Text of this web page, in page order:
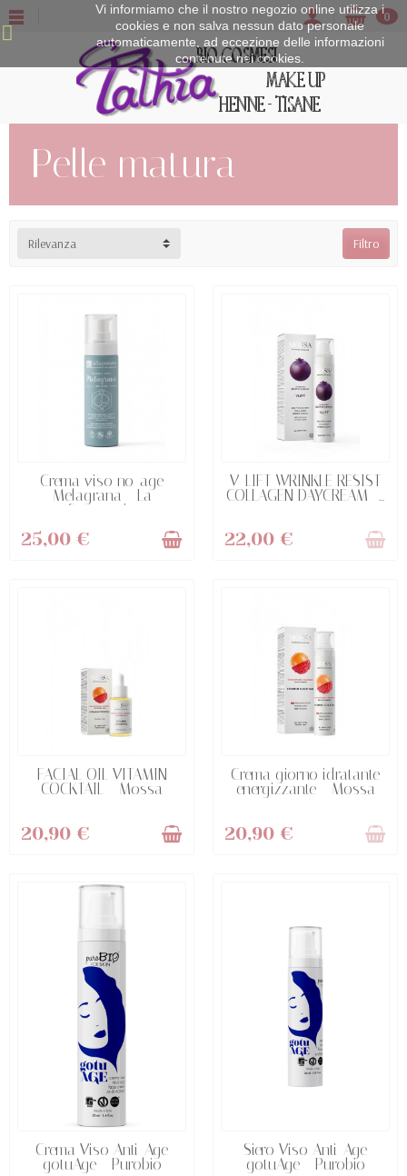
0
Pelle matura
Filtro
Rilevanza
ULTIMI ARTICOLI IN
MAGAZZINO
Crema viso no-age
Melagrana - La
Saponaria
25,00 €
NON DISPONIBILE
V-LIFT WRINKLE RESIST
COLLAGEN DAYCREAM -...
22,00 €
ULTIMI ARTICOLI IN
MAGAZZINO
FACIAL OIL VITAMIN
COCKTAIL - Mossa
20,90 €
NON DISPONIBILE
Crema giorno idratante
energizzante - Mossa
20,90 €
NON DISPONIBILE
Crema Viso Anti-Age
gotuAge - Purobio
NON DISPONIBILE
Siero Viso Anti-Age
gotuAge - Purobio
Vi informiamo che il nostro negozio online utilizza i
cookies e non salva nessun dato personale
automaticamente, ad eccezione delle informazioni
contenute nei cookies.